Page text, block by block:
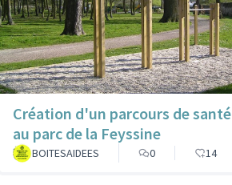
Création d'un parcours de santé
au parc de la Feyssine
BOITESAIDEES 0 14